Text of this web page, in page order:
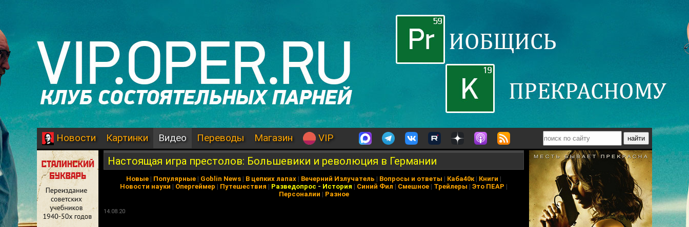
Новости Картинки Видео Переводы Магазин VIP
Настоящая игра престолов: Большевики и революция в Германии
Новые | Популярные | Goblin News | В цепких лапах | Вечерний Излучатель | Вопросы и ответы | Каба40к| Книги |
Новости науки | Опергеймер | Путешествия | Разведопрос - История | Синий Фил | Смешное | Трейлеры | Это ПЕАР |
Персоналии | Разное
14.08.20